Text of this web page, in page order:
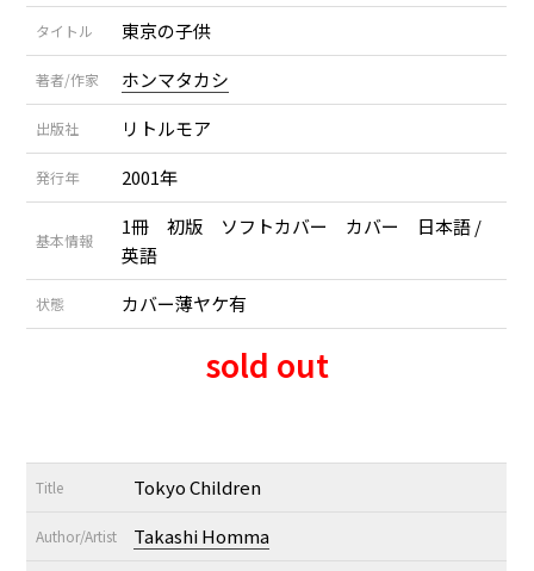
タイトル 東京の子供
著者/作家 ホンマタカシ
出版社 リトルモア
発行年 2001年
基本情報
1冊 初版 ソフトカバー カバー 日本語 /
英語
状態 カバー薄ヤケ有
sold out
Title Tokyo Children
Author/Artist Takashi Homma